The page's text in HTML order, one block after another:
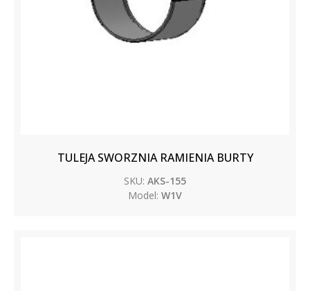
TULEJA SWORZNIA RAMIENIA BURTY
SKU: AKS-155
Model: W1V